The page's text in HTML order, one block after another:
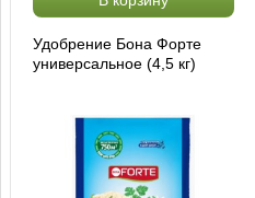
Удобрение Бона Форте
универсальное (4,5 кг)